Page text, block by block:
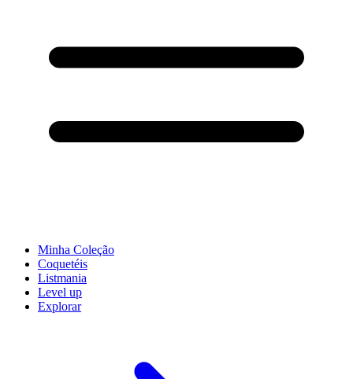
Minha Coleção
Coquetéis
Listmania
Level up
Explorar